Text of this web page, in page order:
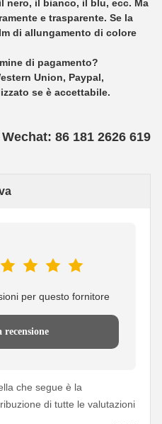
nero, il bianco, il blu, ecc. Ma
e trasparente. Se la
di allungamento di colore
di pagamento?
Union, Paypal,
se è accettabile.
86 181 2626 619
per questo fornitore
che segue è la
di tutte le valutazioni